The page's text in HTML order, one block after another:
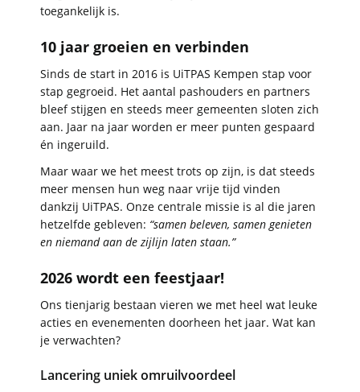
toegankelijk is.
10 jaar groeien en verbinden
Sinds de start in 2016 is UiTPAS Kempen stap voor
stap gegroeid. Het aantal pashouders en partners
bleef stijgen en steeds meer gemeenten sloten zich
aan. Jaar na jaar worden er meer punten gespaard
én ingeruild.
Maar waar we het meest trots op zijn, is dat steeds
meer mensen hun weg naar vrije tijd vinden
dankzij UiTPAS. Onze centrale missie is al die jaren
hetzelfde gebleven: “samen beleven, samen genieten
en niemand aan de zijlijn laten staan.”
2026 wordt een feestjaar!
Ons tienjarig bestaan vieren we met heel wat leuke
acties en evenementen doorheen het jaar. Wat kan
je verwachten?
Lancering uniek omruilvoordeel